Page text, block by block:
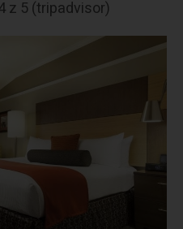
z 5 (tripadvisor)